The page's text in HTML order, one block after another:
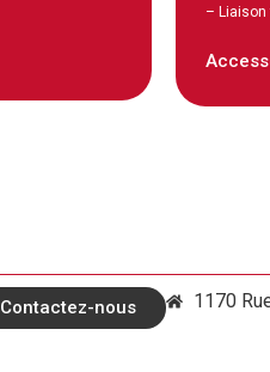
–
Contactez-nous 1170